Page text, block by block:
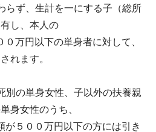
らず、生計を一にする子（総所
し、本人の
円以下の単身者に対して、
れます。
別の単身女性、子以外の扶養親
身女性のうち、
００万円以下の方には引き